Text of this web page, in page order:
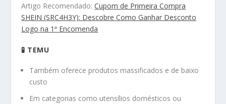
Artigo Recomendado:Cupom de Primeira Compra
SHEIN (SRC4H3Y): Descobre Como Ganhar Desconto
Logo na 1ª Encomenda
🧪 TEMU
Também oferece produtos massificados e de baixo
custo
Em categorias como utensílios domésticos ou